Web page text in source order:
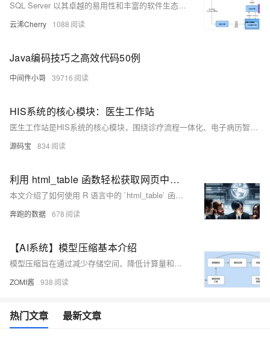
SQL Server 以其卓越的易用性和丰富的软件生态系统，在数据库行业中占据了显著的市场份额。作为一款商业数据库，外部厂商在通过解析原生日志实现增量数据捕获上面临很大的挑战，DTS 在 SQL Sever 数据通道上深研多年，提供了多种模式以实现 SQL Server 增量数据捕获。用户可以通过 DTS 数据传输服务，一键打破自建 SQL Server、RDS SQL Server、Azure、AWS等他云 SQL Server 数据孤岛，实现 SQL Server 数据源的流动。
云浠Cherry 1088
Java编码技巧之高效代码50例
中间件小哥 39716
HIS系统的核心模块：医生工作站
医生工作站是HIS系统的核心模块，围绕诊疗流程一体化、电子病历智能化、医嘱闭环管理、辅助决策支持及移动化操作五大方面优化医疗流程。它整合患者信息，提供结构化病历生成与质控，实现医嘱全流程追踪，结合药品和诊疗知识库辅助决策，并支持多场景便捷操作。通过数据整合与智能工具，提升诊疗效率与质量，助力智慧医疗发展。
源码宝 834
利用 html_table 函数轻松获取网页中的表格数据
本文介绍了如何使用 R 语言中的 `html_table` 函数结合代理 IP 技术，轻松提取网页表格数据并规避反爬机制。通过设置代理和请求头，示例代码展示了如何从 58 同城采集租房信息并保存为 CSV 文件。该方法适用于需要频繁采集数据的场景，确保数据采集的高效和稳定性。
奔跑的数据 678
【AI系统】模型压缩基本介绍
模型压缩旨在通过减少存储空间、降低计算量和提高计算效率，降低模型部署成本，同时保持模型性能。主要技术包括模型量化、参数剪枝、知识蒸馏和低秩分解，广泛应用于移动设备、物联网、在线服务系统、大模型及自动驾驶等领域。
ZOMI酱 938
热门文章 最新文章